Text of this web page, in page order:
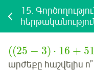
15.
((25 − 3) ⋅ 16 + 51
արժեքը հաշվելիս